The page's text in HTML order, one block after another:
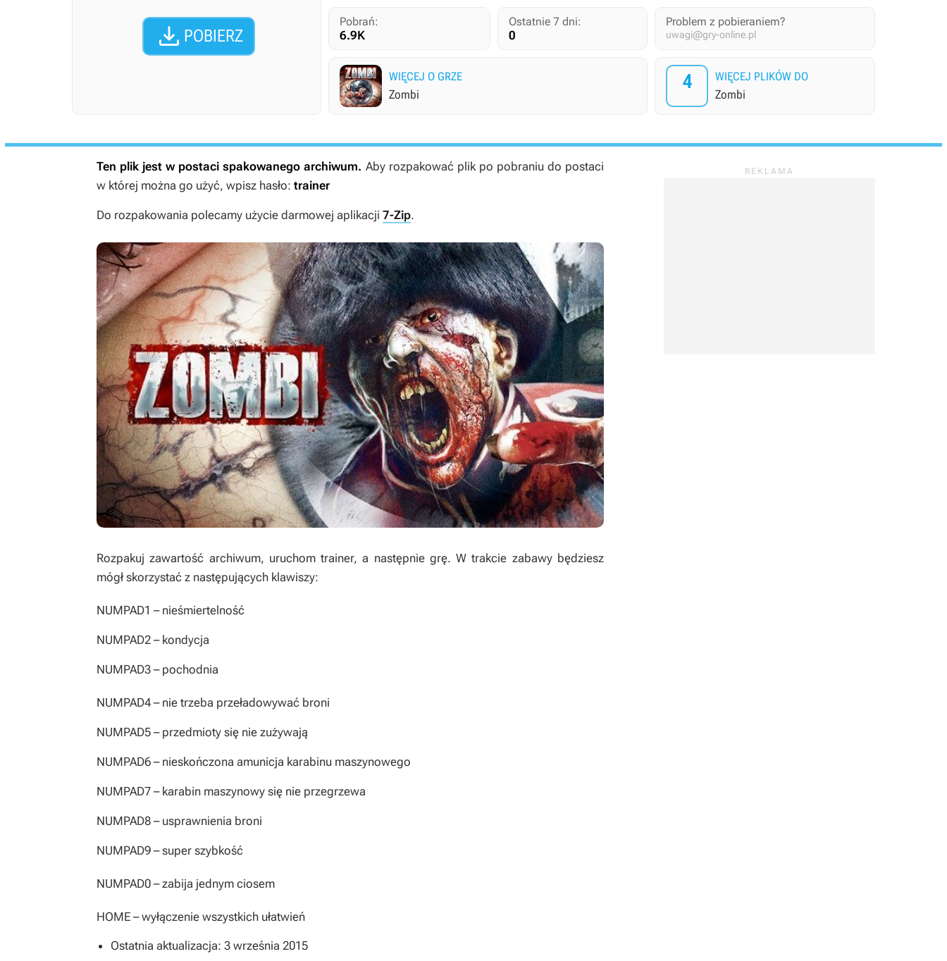
 POBIERZ
Pobrań:
6.9K
Ostatnie 7 dni:
0
Problem z pobieraniem?
uwagi@gry-online.pl
WIĘCEJ O GRZE
Zombi
4 WIĘCEJ PLIKÓW DO
Zombi
Ten plik jest w postaci spakowanego archiwum. Aby rozpakować plik po pobraniu do postaci
w której można go użyć, wpisz hasło: trainer
Do rozpakowania polecamy użycie darmowej aplikacji 7-Zip.
Rozpakuj zawartość archiwum, uruchom trainer, a następnie grę. W trakcie zabawy będziesz
mógł skorzystać z następujących klawiszy:
NUMPAD1 – nieśmiertelność
NUMPAD2 – kondycja
NUMPAD3 – pochodnia
NUMPAD4 – nie trzeba przeładowywać broni
NUMPAD5 – przedmioty się nie zużywają
NUMPAD6 – nieskończona amunicja karabinu maszynowego
NUMPAD7 – karabin maszynowy się nie przegrzewa
NUMPAD8 – usprawnienia broni
NUMPAD9 – super szybkość
NUMPAD0 – zabija jednym ciosem
HOME – wyłączenie wszystkich ułatwień
Ostatnia aktualizacja: 3 września 2015